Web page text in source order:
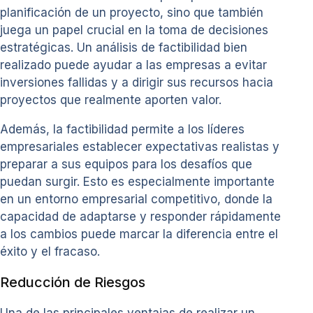
planificación de un proyecto, sino que también
juega un papel crucial en la toma de decisiones
estratégicas. Un análisis de factibilidad bien
realizado puede ayudar a las empresas a evitar
inversiones fallidas y a dirigir sus recursos hacia
proyectos que realmente aporten valor.
Además, la factibilidad permite a los líderes
empresariales establecer expectativas realistas y
preparar a sus equipos para los desafíos que
puedan surgir. Esto es especialmente importante
en un entorno empresarial competitivo, donde la
capacidad de adaptarse y responder rápidamente
a los cambios puede marcar la diferencia entre el
éxito y el fracaso.
Reducción de Riesgos